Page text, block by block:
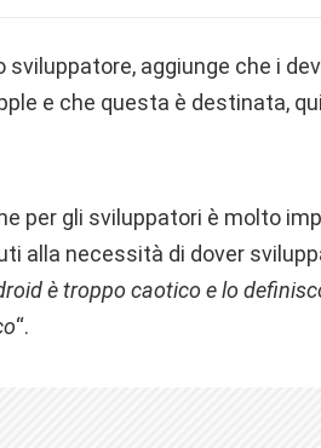
sviluppatore, aggiunge che i
e che questa è destinata,
per gli sviluppatori è molto
alla necessità di dover
è troppo caotico e lo
“.